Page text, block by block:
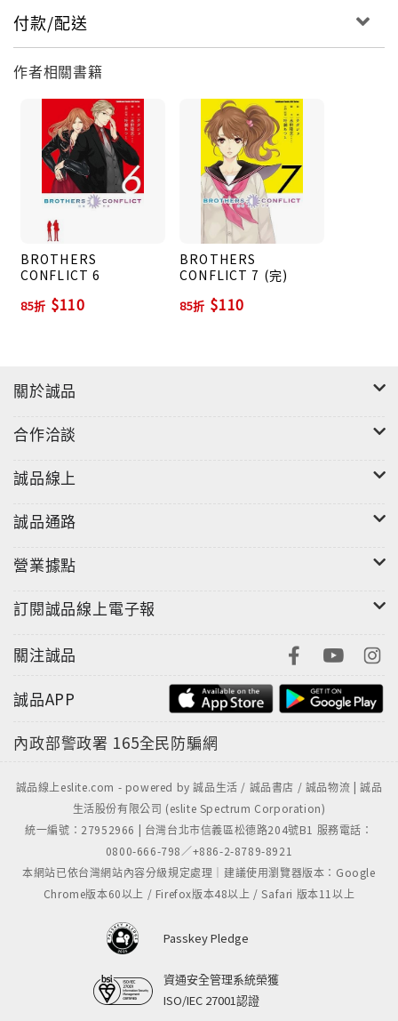
付款/配送
作者相關書籍
BROTHERS
CONFLICT 6
85折 $110
BROTHERS
CONFLICT 7 (完)
85折 $110
關於誠品
合作洽談
誠品線上
誠品通路
營業據點
訂閱誠品線上電子報
關注誠品
誠品APP
內政部警政署 165全民防騙網
誠品線上eslite.com - powered by 誠品生活 / 誠品書店 / 誠品物流 | 誠品
生活股份有限公司 (eslite Spectrum Corporation)
統一編號：27952966 | 台灣台北市信義區松德路204號B1 服務電話：
0800-666-798／+886-2-8789-8921
本網站已依台灣網站內容分級規定處理｜建議使用瀏覽器版本：Google
Chrome版本60以上 / Firefox版本48以上 / Safari 版本11以上
Passkey Pledge
資通安全管理系統榮獲
ISO/IEC 27001認證